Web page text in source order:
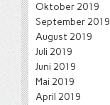
Oktober 2019
September 2019
August 2019
Juli 2019
Juni 2019
Mai 2019
April 2019